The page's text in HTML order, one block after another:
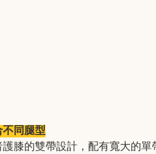
不同腿型
膝的雙帶設計，配有寬大的